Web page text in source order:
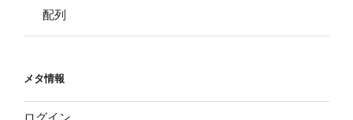
配列
メタ情報
ログイン